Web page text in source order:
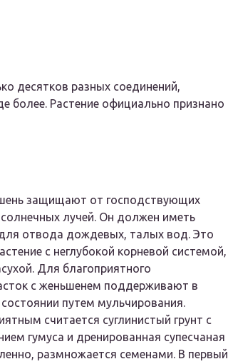
десятков разных соединений,
более. Растение официально признано
защищают от господствующих
лучей. Он должен иметь
отвода дождевых, талых вод. Это
с неглубокой корневой системой,
Для благоприятного
с женьшенем поддерживают в
путем мульчирования.
считается суглинистый грунт с
гумуса и дренированная супесчаная
размножается семенами. В первый